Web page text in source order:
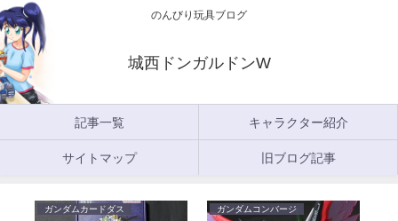
のんびり玩具ブログ
城西ドンガルドンW
記事一覧 キャラクター紹介
サイトマップ 旧ブログ記事
ガンダムカードダス ガンダムコンバージ